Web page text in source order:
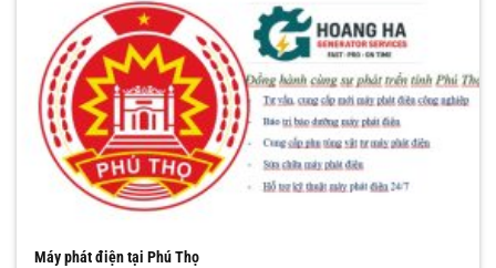
Máy phát điện tại Phú Thọ